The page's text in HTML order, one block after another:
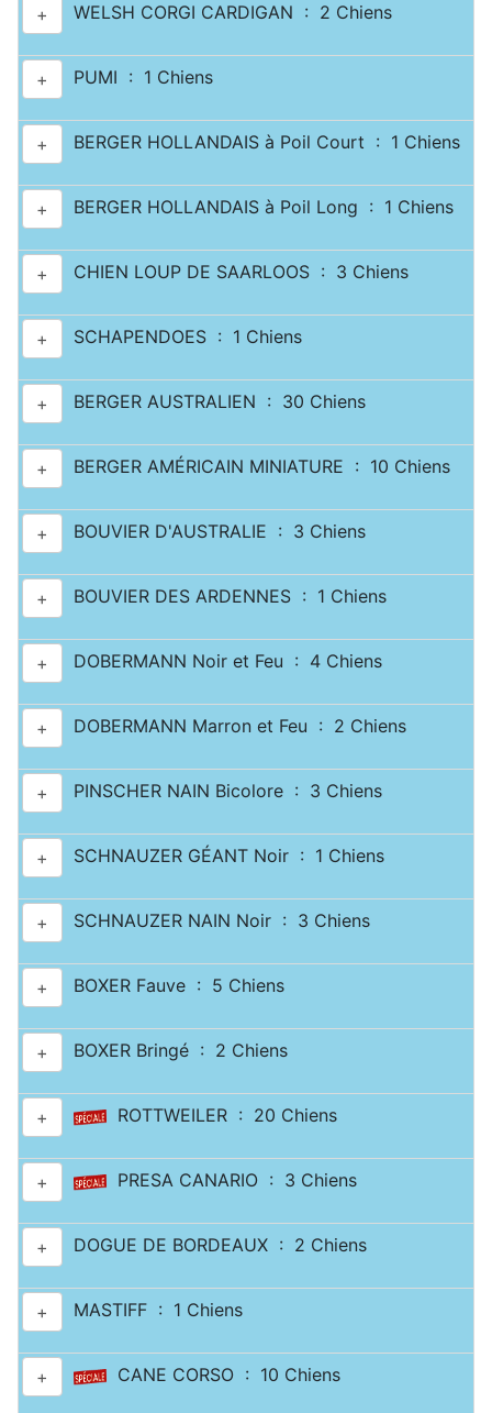
+ WELSH CORGI CARDIGAN : 2 Chiens
+ PUMI : 1 Chiens
+ BERGER HOLLANDAIS à Poil Court : 1 Chiens
+ BERGER HOLLANDAIS à Poil Long : 1 Chiens
+ CHIEN LOUP DE SAARLOOS : 3 Chiens
+ SCHAPENDOES : 1 Chiens
+ BERGER AUSTRALIEN : 30 Chiens
+ BERGER AMÉRICAIN MINIATURE : 10 Chiens
+ BOUVIER D'AUSTRALIE : 3 Chiens
+ BOUVIER DES ARDENNES : 1 Chiens
+ DOBERMANN Noir et Feu : 4 Chiens
+ DOBERMANN Marron et Feu : 2 Chiens
+ PINSCHER NAIN Bicolore : 3 Chiens
+ SCHNAUZER GÉANT Noir : 1 Chiens
+ SCHNAUZER NAIN Noir : 3 Chiens
+ BOXER Fauve : 5 Chiens
+ BOXER Bringé : 2 Chiens
+ ROTTWEILER : 20 Chiens
+ PRESA CANARIO : 3 Chiens
+ DOGUE DE BORDEAUX : 2 Chiens
+ MASTIFF : 1 Chiens
+ CANE CORSO : 10 Chiens